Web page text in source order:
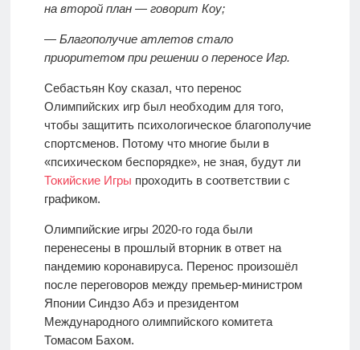
на второй план — говорит Коу;
— Благополучие атлетов стало
приоритетом при решении о переносе Игр.
Себастьян Коу сказал, что перенос
Олимпийских игр был необходим для того,
чтобы защитить психологическое благополучие
спортсменов. Потому что многие были в
«психическом беспорядке», не зная, будут ли
Токийские Игры проходить в соответствии с
графиком.
Олимпийские игры 2020-го года были
перенесены в прошлый вторник в ответ на
пандемию коронавируса. Перенос произошёл
после переговоров между премьер-министром
Японии Синдзо Абэ и президентом
Международного олимпийского комитета
Томасом Бахом.